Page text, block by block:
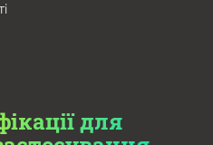
для